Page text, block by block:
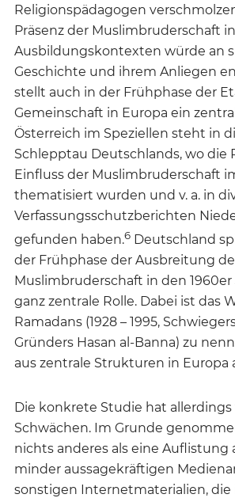
Religionspädagogen
Präsenz der Muslimbruderschaft
Ausbildungskontexten würde an
Geschichte und ihrem Anliegen
stellt auch in der Frühphase der
Gemeinschaft in Europa ein
Österreich im Speziellen steht in
Schlepptau Deutschlands, wo die
Einfluss der Muslimbruderschaft
thematisiert wurden und v. a. in
Verfassungsschutzberichten
gefunden haben.6 Deutschland
der Frühphase der Ausbreitung
Muslimbruderschaft in den 1960er
ganz zentrale Rolle. Dabei ist das
Ramadans (1928 – 1995,
Gründers Hasan al-Banna) zu
aus zentrale Strukturen in Europa
Die konkrete Studie hat allerdings
Schwächen. Im Grunde
nichts anderes als eine Auflistung
minder aussagekräftigen
sonstigen Internetmaterialien, die